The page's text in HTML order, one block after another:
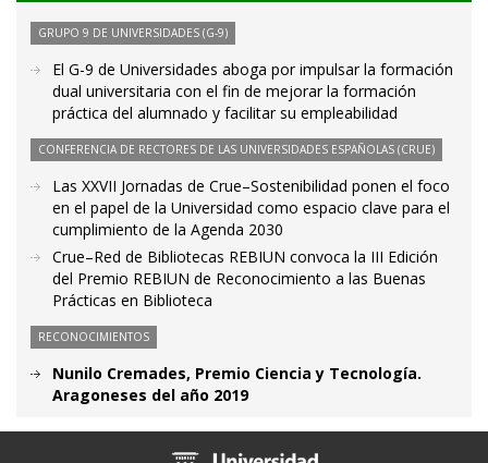
GRUPO 9 DE UNIVERSIDADES (G-9)
El G-9 de Universidades aboga por impulsar la formación
dual universitaria con el fin de mejorar la formación
práctica del alumnado y facilitar su empleabilidad
CONFERENCIA DE RECTORES DE LAS UNIVERSIDADES ESPAÑOLAS (CRUE)
Las XXVII Jornadas de Crue–Sostenibilidad ponen el foco
en el papel de la Universidad como espacio clave para el
cumplimiento de la Agenda 2030
Crue–Red de Bibliotecas REBIUN convoca la III Edición
del Premio REBIUN de Reconocimiento a las Buenas
Prácticas en Biblioteca
RECONOCIMIENTOS
Nunilo Cremades, Premio Ciencia y Tecnología.
Aragoneses del año 2019